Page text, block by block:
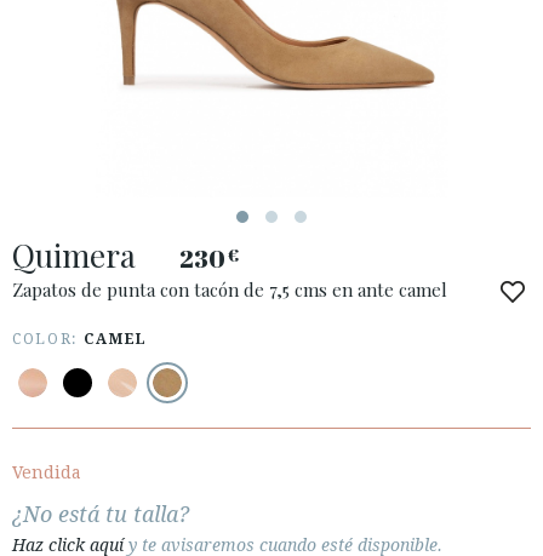
ESPAÑOL
PAÍS: ESPAÑA (PENINSULA Y BALEARES)
· ATENCIÓN AL CLIENTE
· ENVÍOS
· AVISO LEGAL
Quimera 230€
Zapatos de punta con tacón de 7,5 cms en ante camel
COLOR: CAMEL
Vendida
¿No está tu talla?
Haz click aquíy te avisaremos cuando esté disponible.